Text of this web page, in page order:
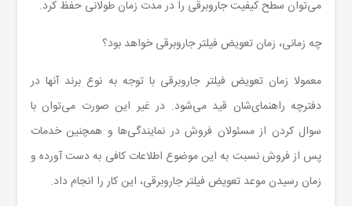
می‌توان سطح کیفیت جاروبرقی را در مدت زمان طولانی حفظ کرد.
چه زمانی، زمان تعویض فیلتر جاروبرقی خواهد بود؟
معمولا زمان تعویض فیلتر جاروبرقی با توجه به نوع برند آنها در
دفترچه راهنمای‌شان قید می‌شود. در غیر این صورت می‌توان با
سوال کردن از مسئولان فروش در نمایندگی‌ها و همچنین خدمات
پس از فروش نسبت به این موضوع اطلاعات کافی به دست آورده و
زمان رسیدن موعد تعویض فیلتر جاروبرقی، این کار را انجام داد.